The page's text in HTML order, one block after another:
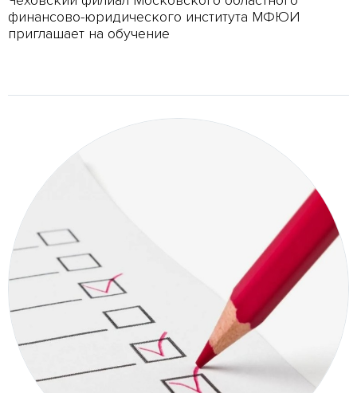
финансово-юридического института МФЮИ
приглашает на обучение